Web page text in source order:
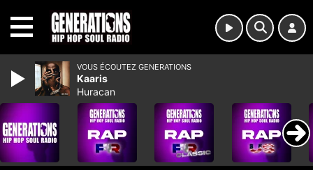
VOUS ÉCOUTEZ GENERATIONS
Kaaris
Huracan